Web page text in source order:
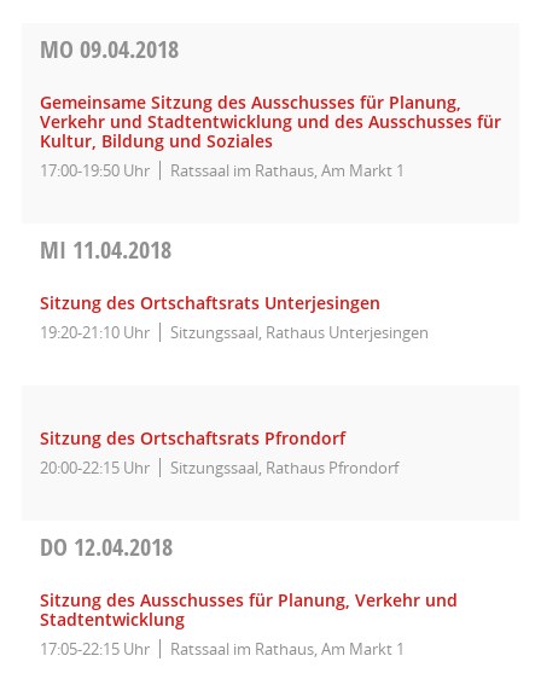
MO 09.04.2018
Gemeinsame Sitzung des Ausschusses für Planung,
Verkehr und Stadtentwicklung und des Ausschusses für
Kultur, Bildung und Soziales
17:00-19:50 Uhr Ratssaal im Rathaus, Am Markt 1
MI 11.04.2018
Sitzung des Ortschaftsrats Unterjesingen
19:20-21:10 Uhr Sitzungssaal, Rathaus Unterjesingen
Sitzung des Ortschaftsrats Pfrondorf
20:00-22:15 Uhr Sitzungssaal, Rathaus Pfrondorf
DO 12.04.2018
Sitzung des Ausschusses für Planung, Verkehr und
Stadtentwicklung
17:05-22:15 Uhr Ratssaal im Rathaus, Am Markt 1